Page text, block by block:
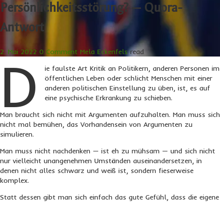
Persönlichkeitsstörung? — Quora-
Antwort
2. Mai 2022 0 Comment Mela Eckenfels read
D
ie faulste Art Kritik an Politikern, anderen Personen im
öffentlichen Leben oder schlicht Menschen mit einer
anderen politischen Einstellung zu üben, ist, es auf
eine psychische Erkrankung zu schieben.
Man braucht sich nicht mit Argumenten aufzuhalten. Man muss sich
nicht mal bemühen, das Vorhandensein von Argumenten zu
simulieren.
Man muss nicht nachdenken — ist eh zu mühsam — und sich nicht
nur vielleicht unangenehmen Umständen auseinandersetzen, in
denen nicht alles schwarz und weiß ist, sondern fieserweise
komplex.
Statt dessen gibt man sich einfach das gute Gefühl, dass die eigene